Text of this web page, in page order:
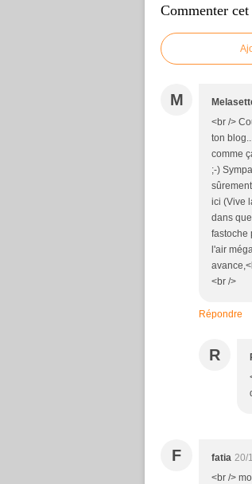
Commenter
M
<br />
ton
comme
;-)
ici (Vive
dans
fastoche
l'air
<br />
Répondre
R
F fatia 20/
<br />